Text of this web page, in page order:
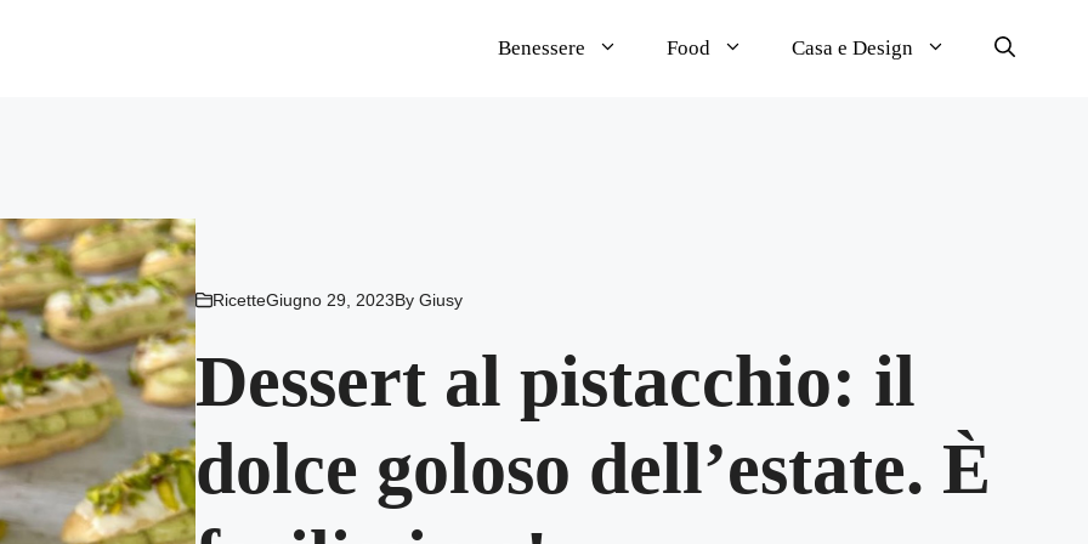
Benessere Food Casa e Design
RicetteGiugno 29, 2023By Giusy
Dessert al pistacchio: il
dolce goloso dell’estate. È